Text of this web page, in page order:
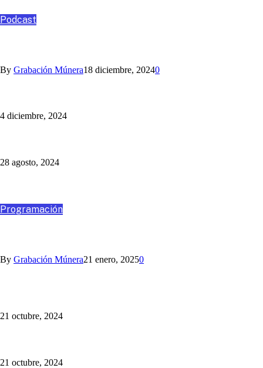
Podcast
By Grabación Múnera18 diciembre, 20240
4 diciembre, 2024
28 agosto, 2024
Programación
By Grabación Múnera21 enero, 20250
21 octubre, 2024
21 octubre, 2024